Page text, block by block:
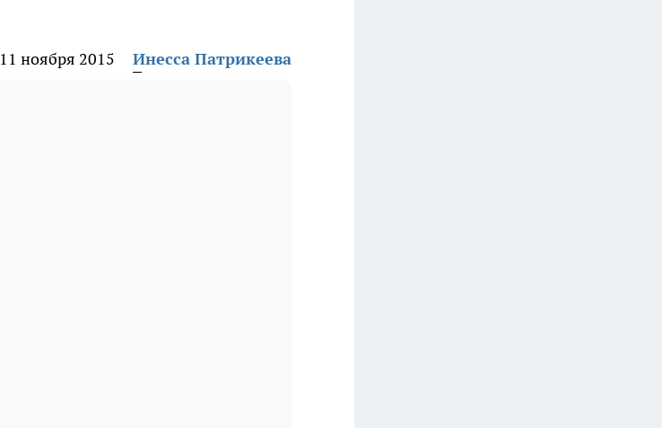
11 ноября 2015 Инесса Патрикеева